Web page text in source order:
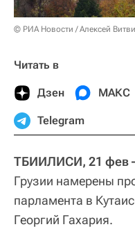
© РИА Новости / Алексей
Читать в
Дзен МАКС
Telegram
ТБИИЛИСИ, 21 фев
Грузии намерены
парламента в
Георгий Гахария.